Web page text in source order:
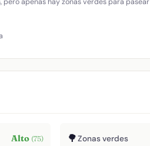
Alto (75) 🌳Zonas verdes